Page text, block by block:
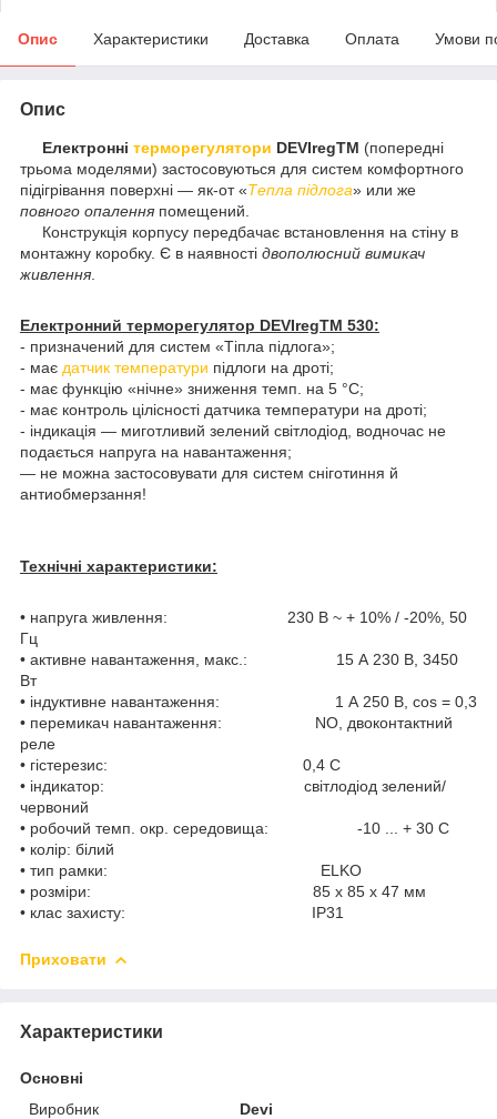
Опис Характеристики Доставка Оплата Умови
Опис
Електронні терморегулятори DEVIregТМ (попередні
трьома моделями) застосовуються для систем комфортного
підігрівання поверхні — як-от «Тепла підлога» или же
повного опалення помещений.
Конструкція корпусу передбачає встановлення на стіну в
монтажну коробку. Є в наявності двополюсний вимикач
живлення
Електронний терморегулятор DEVIregTM 530:
- призначений для систем «Тіпла підлога»;
- має датчик температури підлоги на дроті;
- має функцію «нічне» зниження темп. на 5 °C;
- має контроль цілісності датчика температури на дроті;
- індикація — миготливий зелений світлодіод, водночас не
подається напруга на навантаження;
— не можна застосовувати для систем сніготиння й
антиобмерзання!
Технічні характеристики:
• напруга живлення: 230 B ~ + 10% / -20%, 50
Гц
• активне навантаження, макс.: 15 А 230 В, 3450
Вт
• індуктивне навантаження: 1 А 250 В, cos = 0,3
• перемикач навантаження: NO, двоконтактний
реле
• гістерезис: 0,4 С
• індикатор: світлодіод зелений/
червоний
• робочий темп. окр. середовища: -10 ... + 30 C
• колір: білий
• тип рамки: ELKO
• розміри: 85 х 85 х 47 мм
• клас захисту: IP31
Приховати
Характеристики
Основні
Виробник
Devi